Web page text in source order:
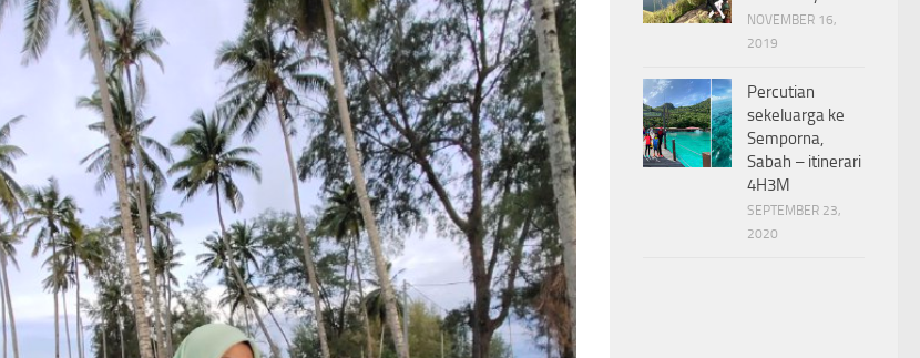
NOVEMBER 16,
2019
Percutian
sekeluarga ke
Semporna,
Sabah – itinerari
4H3M
SEPTEMBER 23,
2020